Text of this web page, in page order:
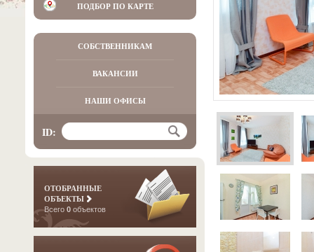
ПОДБОР ПО КАРТЕ
СОБСТВЕННИКАМ
ВАКАНСИИ
НАШИ ОФИСЫ
ID:
ОТОБРАННЫЕ
ОБЪЕКТЫ
Всего 0 объектов